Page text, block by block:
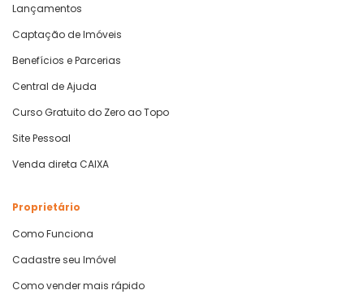
Lançamentos
Captação de Imóveis
Benefícios e Parcerias
Central de Ajuda
Curso Gratuito do Zero ao Topo
Site Pessoal
Venda direta CAIXA
Proprietário
Como Funciona
Cadastre seu Imóvel
Como vender mais rápido